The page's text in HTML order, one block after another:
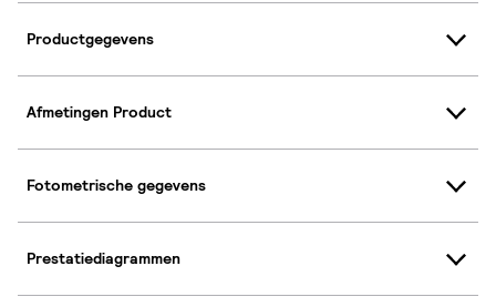
Productgegevens
Afmetingen Product
Fotometrische gegevens
Prestatiediagrammen